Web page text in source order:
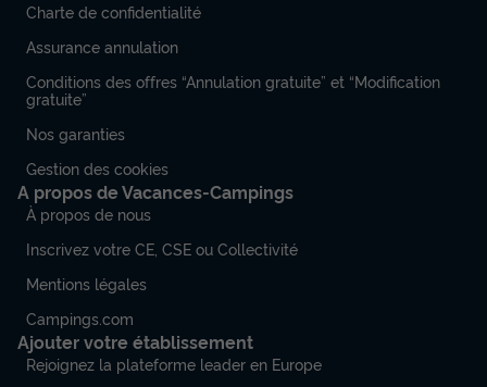
Charte de confidentialité
Assurance annulation
Conditions des offres “Annulation gratuite” et “Modification
gratuite”
Nos garanties
Gestion des cookies
A propos de Vacances-Campings
À propos de nous
Inscrivez votre CE, CSE ou Collectivité
Mentions légales
Campings.com
Ajouter votre établissement
Rejoignez la plateforme leader en Europe